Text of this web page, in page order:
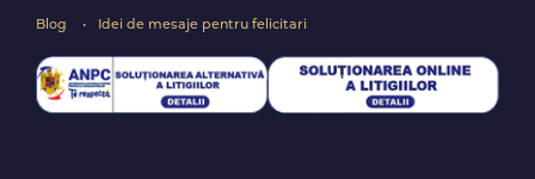
Blog Idei de mesaje pentru felicitari